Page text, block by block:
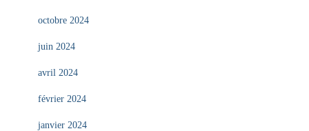
octobre 2024
juin 2024
avril 2024
février 2024
janvier 2024